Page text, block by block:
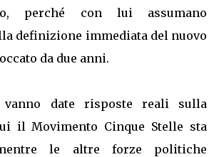
perché con lui assumano
definizione immediata del nuovo
da due anni.
vanno date risposte reali sulla
il Movimento Cinque Stelle sta
le altre forze politiche